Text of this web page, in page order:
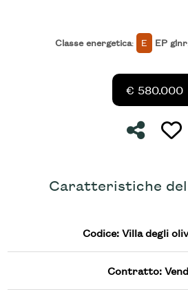
Classe energetica: E EP glnr
€ 580.000
Condividi
Caratteristiche
Codice: Villa degli
Contratto:
Arredato